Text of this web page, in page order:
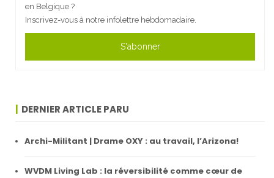
en Belgique ?
Inscrivez-vous à notre infolettre hebdomadaire.
S'abonner
DERNIER ARTICLE PARU
Archi-Militant | Drame OXY : au travail, l’Arizona!
WVDM Living Lab : la réversibilité comme cœur de